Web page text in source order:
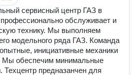
сервисный центр ГАЗ в
обслуживает и
технику. Мы выполняем
модельного ряда ГАЗ. Команда
инициативные механики
Мы обеспечим минимальные
Техцентр предназанчен для